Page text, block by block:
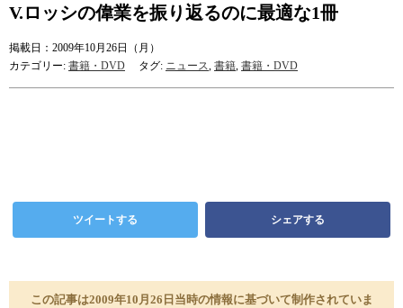
V.ロッシの偉業を振り返るのに最適な1冊
掲載日：2009年10月26日（月）
カテゴリー: 書籍・DVD タグ: ニュース, 書籍, 書籍・DVD
ツイートする シェアする
この記事は2009年10月26日当時の情報に基づいて制作されていま